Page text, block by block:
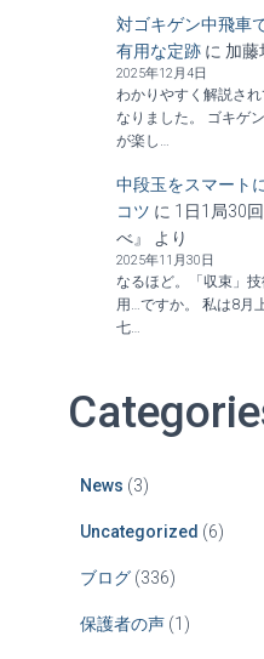
対ゴキゲン中飛車
有用な定跡に 加藤
2025年12月4日
わかりやすく解説さ
なりました。 ゴキゲ
が楽し…
中段玉をスマート
コツ に 1日1局30
べ』
より
2025年11月30日
なるほど。「収束」
用…ですか。 私は8月
七…
News (3)
Uncategorized (6)
ブログ(336)
保護者の声(1)